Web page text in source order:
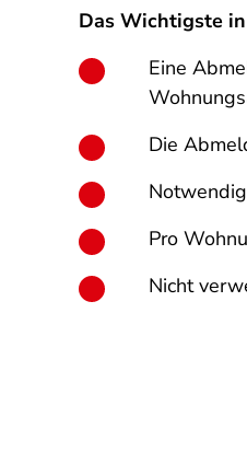
Das Wichtigste
Eine
Die
Pro
Nicht